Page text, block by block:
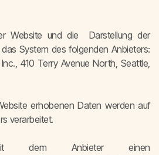
Website und die Darstellung der
System des folgenden Anbieters:
410 Terry Avenue North, Seattle,
erhobenen Daten werden auf
verarbeitet.
dem Anbieter einen